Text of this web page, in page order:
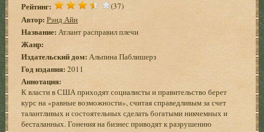
Рейтинг: (37)
Автор: Рэнд Айн
Название: Атлант расправил плечи
Жанр:
Издательский дом: Альпина Паблишерз
Год издания: 2011
Аннотация:
К власти в США приходят социалисты и правительство берет
курс на «равные возможности», считая справедливым за счет
талантливых и состоятельных сделать богатыми никчемных и
бесталанных. Гонения на бизнес приводят к разрушению